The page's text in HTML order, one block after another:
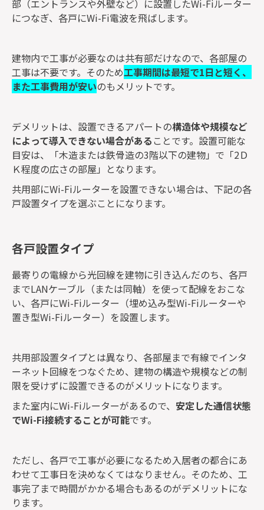
部（エントランスや外壁など）に設置したWi-Fiルーター
につなぎ、各戸にWi-Fi電波を飛ばします。
建物内で工事が必要なのは共有部だけなので、各部屋の
工事は不要です。そのため工事期間は最短で1日と短く、
また工事費用が安いのもメリットです。
デメリットは、設置できるアパートの構造体や規模など
によって導入できない場合がある ことです。設置可能な
目安は、「木造または鉄骨造の3階以下の建物」で「2Ｄ
Ｋ程度の広さの部屋」となります。
共用部にWi-Fiルーターを設置できない場合は、下記の各
戸設置タイプを選ぶことになります。
各戸設置タイプ
最寄りの電線から光回線を建物に引き込んだのち、各戸
までLANケーブル（または同軸）を使って配線をおこな
い、各戸にWi-Fiルーター（埋め込み型Wi-Fiルーターや
置き型Wi-Fiルーター）を設置します。
共用部設置タイプとは異なり、各部屋まで有線でインタ
ーネット回線をつなぐため、建物の構造や規模などの制
限を受けずに設置できるのがメリットになります。
また室内にWi-Fiルーターがあるので、 安定した通信状態
でWi-Fi接続することが可能です。
ただし、各戸で工事が必要になるため入居者の都合にあ
わせて工事日を決めなくてはなりません。そのため、工
事完了まで時間がかかる場合もあるのがデメリットにな
ります。